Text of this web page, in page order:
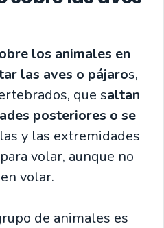
los animales en
las aves o pájaros,
que saltan
posteriores o se
y las extremidades
volar, aunque no
volar.
de animales es